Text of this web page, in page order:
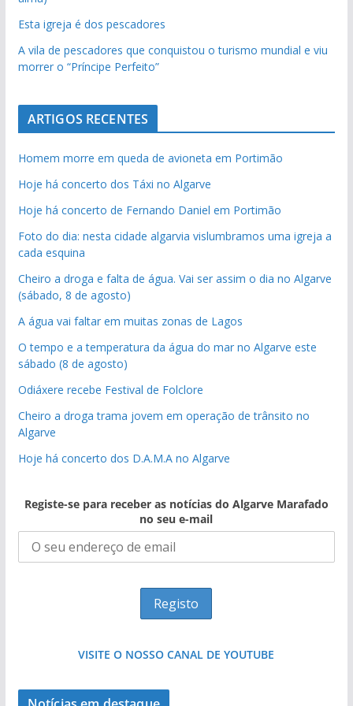
Esta igreja é dos pescadores
A vila de pescadores que conquistou o turismo mundial e viu
morrer o “Príncipe Perfeito”
ARTIGOS RECENTES
Homem morre em queda de avioneta em Portimão
Hoje há concerto dos Táxi no Algarve
Hoje há concerto de Fernando Daniel em Portimão
Foto do dia: nesta cidade algarvia vislumbramos uma igreja a
cada esquina
Cheiro a droga e falta de água. Vai ser assim o dia no Algarve
(sábado, 8 de agosto)
A água vai faltar em muitas zonas de Lagos
O tempo e a temperatura da água do mar no Algarve este
sábado (8 de agosto)
Odiáxere recebe Festival de Folclore
Cheiro a droga trama jovem em operação de trânsito no
Algarve
Hoje há concerto dos D.A.M.A no Algarve
Registe-se para receber as notícias do Algarve Marafado
no seu e-mail
VISITE O NOSSO CANAL DE YOUTUBE